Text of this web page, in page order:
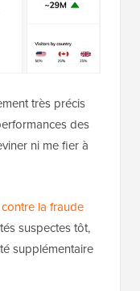
très précis
des
ni me fier à
la fraude
suspectes tôt,
supplémentaire